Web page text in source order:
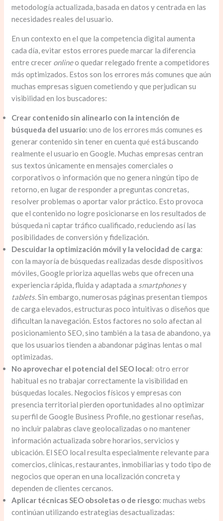
metodología actualizada, basada en datos y centrada en las
necesidades reales del usuario.
En un contexto en el que la competencia digital aumenta
cada día, evitar estos errores puede marcar la diferencia
entre crecer onlineo quedar relegado frente a competidores
más optimizados. Estos son los errores más comunes que aún
muchas empresas siguen cometiendo y que perjudican su
visibilidad en los buscadores:
Crear contenido sin alinearlo con la intención de
búsqueda del usuario: uno de los errores más comunes es
generar contenido sin tener en cuenta qué está buscando
realmente el usuario en Google. Muchas empresas centran
sus textos únicamente en mensajes comerciales o
corporativos o información que no genera ningún tipo de
retorno, en lugar de responder a preguntas concretas,
resolver problemas o aportar valor práctico. Esto provoca
que el contenido no logre posicionarse en los resultados de
búsqueda ni captar tráfico cualificado, reduciendo así las
posibilidades de conversión y fidelización.
Descuidar la optimización móvil y la velocidad de carga:
con la mayoría de búsquedas realizadas desde dispositivos
móviles, Google prioriza aquellas webs que ofrecen una
experiencia rápida, fluida y adaptada a smartphonesy
tablets.Sin embargo, numerosas páginas presentan tiempos
de carga elevados, estructuras poco intuitivas o diseños que
dificultan la navegación. Estos factores no solo afectan al
posicionamiento SEO, sino también a la tasa de abandono, ya
que los usuarios tienden a abandonar páginas lentas o mal
optimizadas.
No aprovechar el potencial del SEO local: otro error
habitual es no trabajar correctamente la visibilidad en
búsquedas locales. Negocios físicos y empresas con
presencia territorial pierden oportunidades al no optimizar
su perfil de Google Business Profile, no gestionar reseñas,
no incluir palabras clave geolocalizadas o no mantener
información actualizada sobre horarios, servicios y
ubicación. El SEO local resulta especialmente relevante para
comercios, clínicas, restaurantes, inmobiliarias y todo tipo de
negocios que operan en una localización concreta y
dependen de clientes cercanos.
Aplicar técnicas SEO obsoletas o de riesgo: muchas webs
continúan utilizando estrategias desactualizadas: